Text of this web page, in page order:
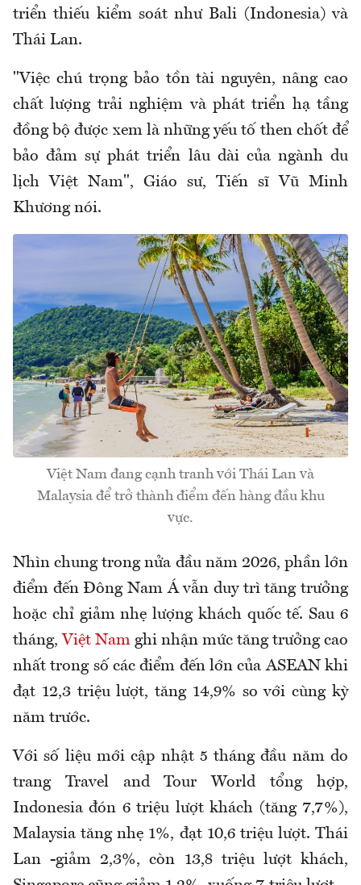
triển thiếu kiểm soát như Bali (Indonesia) và
Thái Lan.
"Việc chú trọng bảo tồn tài nguyên, nâng cao
chất lượng trải nghiệm và phát triển hạ tầng
đồng bộ được xem là những yếu tố then chốt để
bảo đảm sự phát triển lâu dài của ngành du
lịch Việt Nam", Giáo sư, Tiến sĩ Vũ Minh
Khương nói.
Việt Nam đang cạnh tranh với Thái Lan và
Malaysia để trở thành điểm đến hàng đầu khu
vực.
Nhìn chung trong nửa đầu năm 2026, phần lớn
điểm đến Đông Nam Á vẫn duy trì tăng trưởng
hoặc chỉ giảm nhẹ lượng khách quốc tế. Sau 6
tháng, Việt Nam ghi nhận mức tăng trưởng cao
nhất trong số các điểm đến lớn của ASEAN khi
đạt 12,3 triệu lượt, tăng 14,9% so với cùng kỳ
năm trước.
Với số liệu mới cập nhật 5 tháng đầu năm do
trang Travel and Tour World tổng hợp,
Indonesia đón 6 triệu lượt khách (tăng 7,7%),
Malaysia tăng nhẹ 1%, đạt 10,6 triệu lượt. Thái
Lan -giảm 2,3%, còn 13,8 triệu lượt khách,